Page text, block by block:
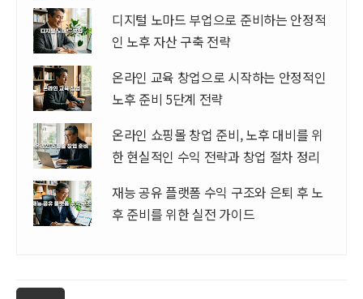
디지털 노마드 부업으로 준비하는 안정적
인 노후 자산 구축 전략
온라인 교육 창업으로 시작하는 안정적인
노후 준비 5단계 전략
온라인 쇼핑몰 창업 준비, 노후 대비를 위
한 현실적인 수익 전략과 창업 절차 정리
재능 공유 플랫폼 수익 구조와 은퇴 후 노
후 준비를 위한 실전 가이드